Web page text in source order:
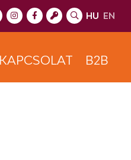
HU EN
KAPCSOLAT B2B